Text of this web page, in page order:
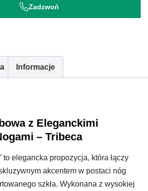
Zadzwoń
Informacje
z Eleganckimi
– Tribeca
to elegancka propozycja, która łączy
akcentem w postaci nóg
szkła. Wykonana z wysokiej